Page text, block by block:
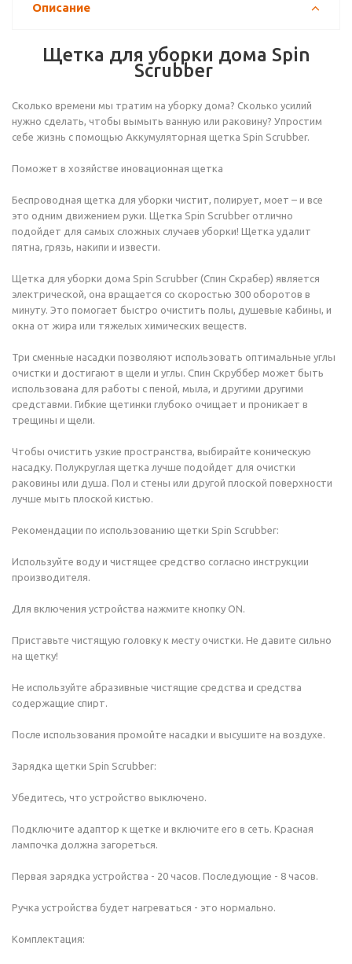
Описание
Щетка для уборки дома Spin
Scrubber
Сколько времени мы тратим на уборку дома? Сколько усилий
нужно сделать, чтобы вымыть ванную или раковину? Упростим
себе жизнь с помощью Аккумуляторная щетка Spin Scrubber.
Поможет в хозяйстве иновационная щетка
Беспроводная щетка для уборки чистит, полирует, моет – и все
это одним движением руки. Щетка Spin Scrubber отлично
подойдет для самых сложных случаев уборки! Щетка удалит
пятна, грязь, накипи и извести.
Щетка для уборки дома Spin Scrubber (Спин Скрабер) является
электрической, она вращается со скоростью 300 оборотов в
минуту. Это помогает быстро очистить полы, душевые кабины, и
окна от жира или тяжелых химических веществ.
Три сменные насадки позволяют использовать оптимальные углы
очистки и достигают в щели и углы. Спин Скруббер может быть
использована для работы c пеной, мыла, и другими другими
средставми. Гибкие щетинки глубоко очищает и проникает в
трещины и щели.
Чтобы очистить узкие пространства, выбирайте коническую
насадку. Полукруглая щетка лучше подойдет для очистки
раковины или душа. Пол и стены или другой плоской поверхности
лучше мыть плоской кистью.
Рекомендации по использованию щетки Spin Scrubber:
Используйте воду и чистящее средство согласно инструкции
производителя.
Для включения устройства нажмите кнопку ON.
Приставьте чистящую головку к месту очистки. Не давите сильно
на щетку!
Не используйте абразивные чистящие средства и средства
содержащие спирт.
После использования промойте насадки и высушите на воздухе.
Зарядка щетки Spin Scrubber:
Убедитесь, что устройство выключено.
Подключите адаптор к щетке и включите его в сеть. Красная
лампочка должна загореться.
Первая зарядка устройства - 20 часов. Последующие - 8 часов.
Ручка устройства будет нагреваться - это нормально.
Комплектация: